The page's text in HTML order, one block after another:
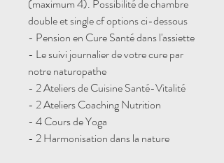
(maximum 4). Possibilité de chambre
double et single cf options ci-dessous
- Pension en Cure Santé dans l'assiette
- Le suivi journalier de votre cure par
notre naturopathe
- 2 Ateliers de Cuisine Santé-Vitalité
- 2 Ateliers Coaching Nutrition
- 4 Cours de Yoga
- 2 Harmonisation dans la nature